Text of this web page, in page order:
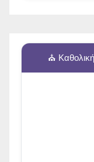
⛪